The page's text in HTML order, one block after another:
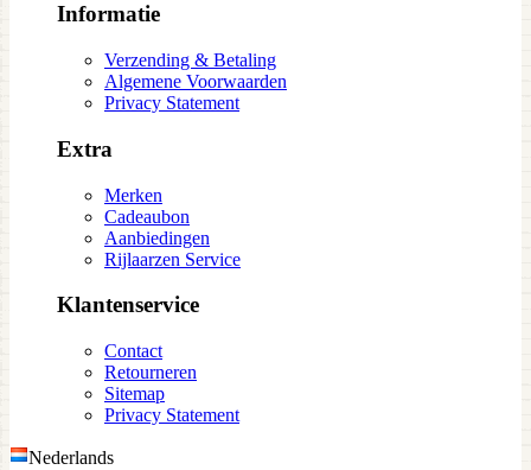
Informatie
Verzending & Betaling
Algemene Voorwaarden
Privacy Statement
Extra
Merken
Cadeaubon
Aanbiedingen
Rijlaarzen Service
Klantenservice
Contact
Retourneren
Sitemap
Privacy Statement
Nederlands